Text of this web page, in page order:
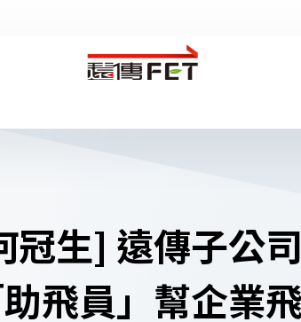
信箱 幫助中心 企業用戶登
型
務
LSP
產業應用
智慧建築
智慧校園
冠生] 遠傳子公司
飛員」幫企業飛